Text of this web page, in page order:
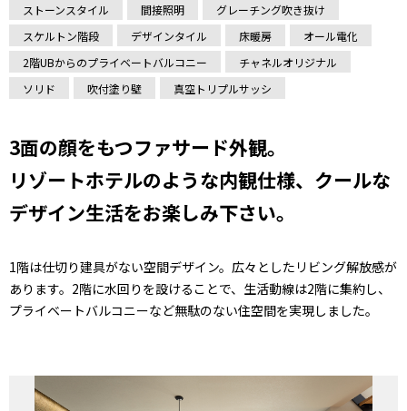
ストーンスタイル
間接照明
グレーチング吹き抜け
スケルトン階段
デザインタイル 床暖房
オール電化
2階UBからのプライベートバルコニー
チャネルオリジナル
ソリド
吹付塗り壁 真空トリプルサッシ
3面の顔をもつファサード外観。
リゾートホテルのような内観仕様、クールな
デザイン生活をお楽しみ下さい。
1階は仕切り建具がない空間デザイン。広々としたリビング解放感が
あります。2階に水回りを設けることで、生活動線は2階に集約し、
プライベートバルコニーなど無駄のない住空間を実現しました。